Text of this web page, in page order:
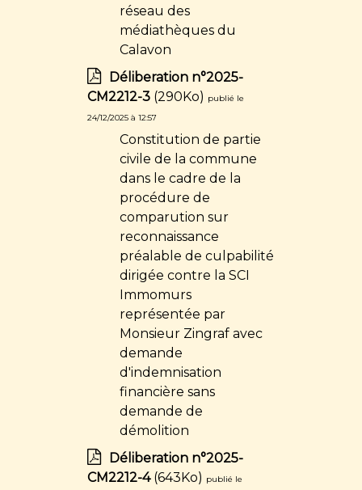
réseau des
médiathèques du
Calavon
Déliberation n°2025-
CM2212-3(290Ko) publié le
24/12/2025 à 12:57
Constitution de partie
civile de la commune
dans le cadre de la
procédure de
comparution sur
reconnaissance
préalable de culpabilité
dirigée contre la SCI
Immomurs
représentée par
Monsieur Zingraf avec
demande
d'indemnisation
financière sans
demande de
démolition
Déliberation n°2025-
CM2212-4(643Ko) publié le